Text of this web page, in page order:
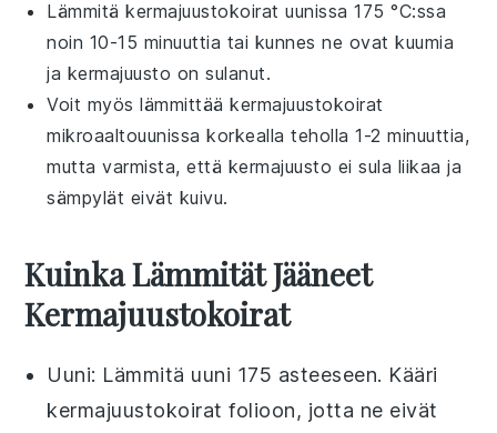
Lämmitäkermajuustokoirat uunissa 175 °C:ssa
noin 10-15 minuuttia tai kunnes ne ovat kuumia
ja kermajuusto on sulanut.
Voit myös lämmittääkermajuustokoirat
mikroaaltouunissa korkealla teholla 1-2 minuuttia,
mutta varmista, että kermajuusto ei sula liikaa ja
sämpylät eivät kuivu.
Kuinka Lämmität Jääneet
Kermajuustokoirat
Uuni: Lämmitä uuni 175 asteeseen. Kääri
kermajuustokoirat folioon, jotta ne eivät